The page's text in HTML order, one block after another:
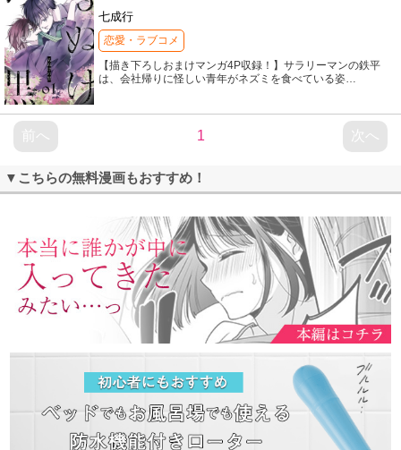
七成行
恋愛・ラブコメ
【描き下ろしおまけマンガ4P収録！】サラリーマンの鉄平
は、会社帰りに怪しい青年がネズミを食べている姿…
前へ 1 次へ
▼こちらの無料漫画もおすすめ！